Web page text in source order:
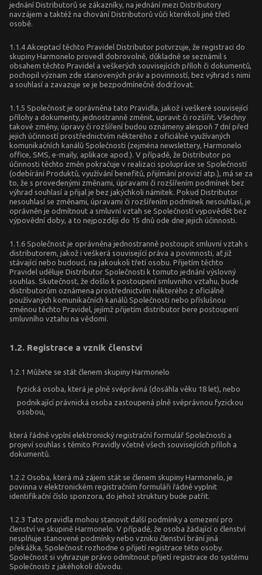
jednání Distributorů se zákazníky, na jednání mezi Distributory
navzájem a taktéž na chování Distributorů vůči kterékoli jiné třetí
osobě.
1.1.4 Akceptací těchto Pravidel Distributor potvrzuje, že registraci do
skupiny Harmonelo provedl dobrovolně, důkladně se seznámil s
obsahem těchto Pravidel a veškerých souvisejících příloh či dokumentů,
pochopil význam zde stanovených práv a povinností, bez výhrad s nimi
a souhlasí a zavazuje se je bezpodmínečně dodržovat.
1.1.5 Společnost je oprávněna tato Pravidla, jakož i veškeré související
přílohy a dokumenty, jednostranně změnit, upravit či rozšířit. Všechny
takové změny, úpravy či rozšíření budou oznámeny alespoň 7 dní před
jejich účinností prostřednictvím některého z oficiálně využívaných
komunikačních kanálů Společnosti (zejména newslettery, Harmonelo
office, SMS, e-maily, aplikace apod.). V případě, že Distributor po
účinnosti těchto změn pokračuje v realizaci spolupráce se Společností
(odebírání Produktů, využívání benefitů, přijímání provizí atp.), má se za
to, že s provedenými změnami, úpravami či rozšířením podmínek bez
výhrad souhlasí a přijal je bez jakýchkoli námitek. Pokud Distributor
nesouhlasí se změnami, úpravami či rozšířením podmínek nesouhlasí, je
oprávněn je odmítnout a smluvní vztah se Společností vypovědět bez
výpovědní doby, a to nejpozději do 15 dnů ode dne jejich účinnosti.
1.1.6 Společnost je oprávněna jednostranně postoupit smluvní vztah s
distributorem, jakož i veškerá související práva a povinnosti, ať již
stávající nebo budoucí, na jakoukoli třetí osobu. Přijetím těchto
Pravidel uděluje Distributor Společnosti k tomuto jednání výslovný
souhlas. Skutečnost, že došlo k postoupení smluvního vztahu, bude
distributorům oznámena prostřednictvím některého z oficiálně
používaných komunikačních kanálů Společnosti nebo příslušnou
změnou těchto Pravidel, jejímž přijetím distributor bere postoupení
smluvního vztahu na vědomí.
1.2. Registrace a vznik členství
1.2.1 Můžete se stát členem skupiny Harmonelo
fyzická osoba, která je plně svéprávná (dosáhla věku 18 let), nebo
podnikající právnická osoba zastoupená plně svéprávnou fyzickou
osobou,
která řádně vyplní elektronický registrační formulář Společnosti a
projeví souhlas s těmito Pravidly včetně všech souvisejících příloh a
dokumentů.
1.2.2 Osoba, která má zájem stát se členem skupiny Harmonelo, je
povinna v elektronickém registračním formuláři řádně vyplnit
identifikační číslo sponzora, do jehož struktury bude patřit.
1.2.3 Tato pravidla mohou stanovit další podmínky a omezení pro
členství ve skupině Harmonelo. V případě, že osoba žádající o členství
nesplňuje stanovené podmínky nebo vzniku členství brání jiná
překážka, Společnost rozhodne o přijetí registrace této osoby.
Společnost si vyhrazuje právo odmítnout přijetí registrace do systému
Společnosti z jakéhokoli důvodu.